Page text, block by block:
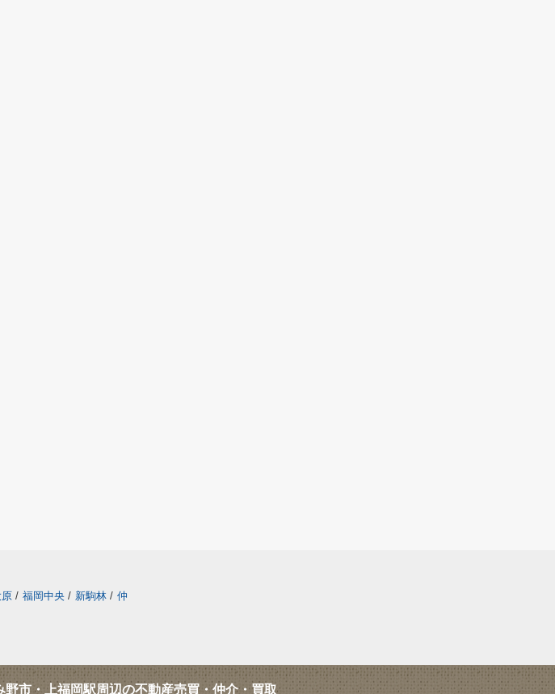
原 / 福岡中央 / 新駒林 / 仲
野市・上福岡駅周辺の不動産売買・仲介・買取